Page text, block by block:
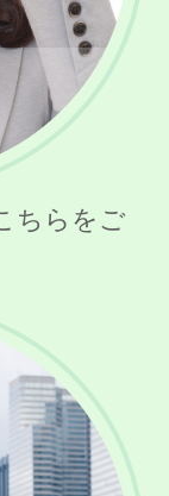
ちらをご